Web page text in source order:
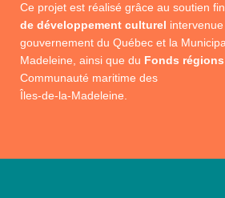
Ce projet est réalisé grâce au soutien
de développement culturel
gouvernement du Québec et la
Madeleine, ainsi que du Fonds
Communauté maritime des
Îles-de-la-Madeleine.